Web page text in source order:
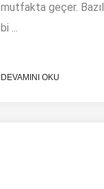
mutfakta geçer.
bi ...
DEVAMINI OKU